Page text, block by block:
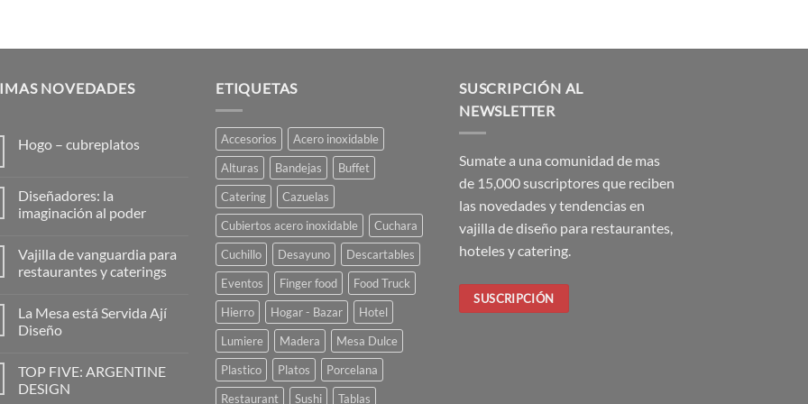
NOVEDADES
Hogo – cubreplatos
en
Hogo
–
Diseñadores: la
imaginación al poder
comentarios
Diseñadores:
al
poder
Vajilla de vanguardia para
restaurantes y caterings
comentarios
en
Vajilla
para
restaurantes
y
La Mesa está Servida Ají
Diseño
comentarios
en
La
TOP FIVE: ARGENTINE
DESIGN
ETIQUETAS
Accesorios
Acero inoxidable
Alturas
Bandejas
Buffet
Catering
Cazuelas
Cubiertos acero inoxidable
Cuchara
Cuchillo
Desayuno
Descartables
Eventos
Finger food
Food Truck
Hierro
Hogar - Bazar
Hotel
Lumiere
Madera
Mesa Dulce
Plastico
Platos
Porcelana
Restaurant
Sushi Tablas
SUSCRIPCIÓN AL
NEWSLETTER
Sumate a una comunidad de mas
de 15,000 suscriptores que reciben
las novedades y tendencias en
vajilla de diseño para restaurantes,
hoteles y catering.
SUSCRIPCIÓN